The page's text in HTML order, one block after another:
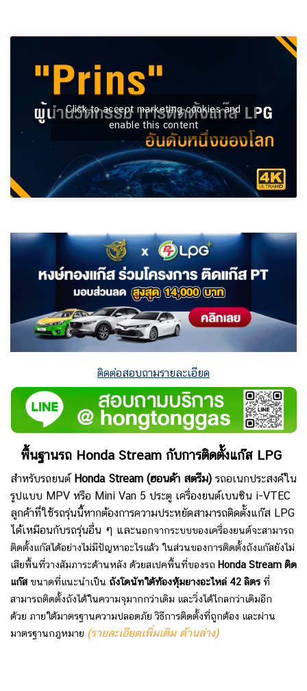
Click to accept marketing cookies and
enable this content
ติดต่อสอบถามรายละเอียด
พื้นฐานรถ Honda Stream กับการติดตั้งแก๊ส LPG
สำหรับรถยนต์ Honda Stream (ฮอนด้า สตรีม) รถอเนกประสงค์ใน
รูปแบบ MPV หรือ Mini Van 5 ประตู เครื่องยนต์เบนซิน i-VTEC
ลูกค้าที่ใช้รถรุ่นนี้หากต้องการความประหยัดสามารถติดตั้งแก๊ส LPG
ได้เหมือนกับรถรุ่นอื่น ๆ และนอกจากระบบของเครื่องยนต์จะสามารถ
ติดตั้งแก๊สได้อย่างไม่มีปัญหาอะไรแล้ว ในส่วนของการติดตั้งถังแก๊สยังไม่
เสียพื้นที่วางสัมภาระด้านหลัง ด้วยสเปคพื้นที่ของรถ Honda Stream ติด
แก๊ส ขนาดที่แนะนำเป็น ถังโดนัทใต้ท้องหุ้มยางอะไหล่ 42 ลิตร ที่
สามารถติดตั้งถังได้ในความจุมากกว่าเดิม และวิ่งได้ไกลกว่าเดิมอีก
ด้วย ภายใต้มาตรฐานความปลอดภัย วิธีการติดตั้งที่ถูกต้อง และผ่าน
มาตรฐานกฎหมาย (รายละเอียดเพิ่มเติม ด้านล่าง)